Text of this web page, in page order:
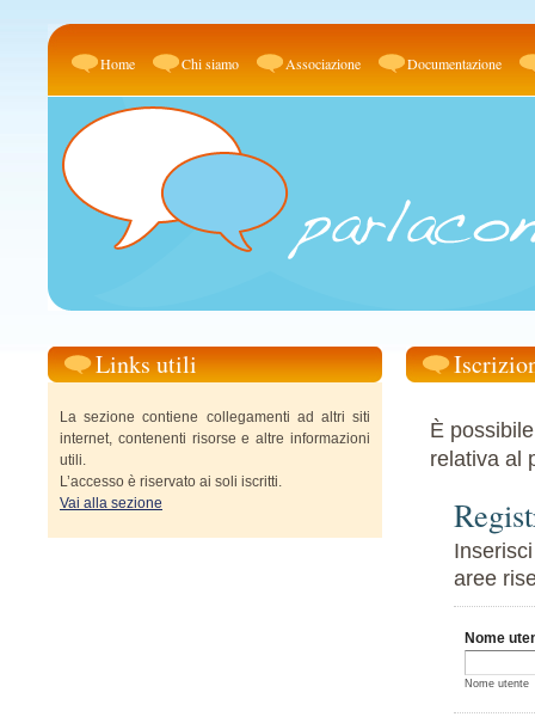
Home Chi siamo Associazione Documentazione
È
relativa al
aree
Nome
Nome utente
Links utili
La sezione contiene collegamenti ad altri siti
internet, contenenti risorse e altre informazioni
utili.
L’accesso è riservato ai soli iscritti.
Vai alla sezione